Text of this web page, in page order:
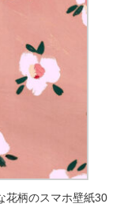
花柄のスマホ壁紙30